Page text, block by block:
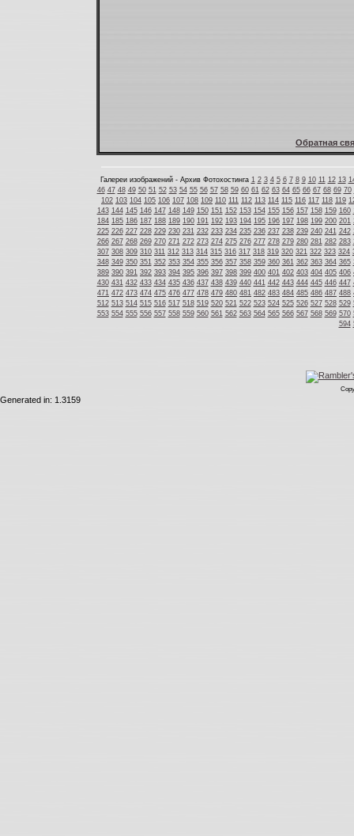
Обратная
Галереи изображений - Архив Фотохостинга 1 2 3 4 5 6 7 8 9 10 11 12 13
46 47 48 49 50 51 52 53 54 55 56 57 58 59 60 61 62 63 64 65 66 67 68 69 70
102 103 104 105 106 107 108 109 110 111 112 113 114 115 116 117 118 119
143 144 145 146 147 148 149 150 151 152 153 154 155 156 157 158 159 160
184 185 186 187 188 189 190 191 192 193 194 195 196 197 198 199 200 201
225 226 227 228 229 230 231 232 233 234 235 236 237 238 239 240 241 242
266 267 268 269 270 271 272 273 274 275 276 277 278 279 280 281 282 283
307 308 309 310 311 312 313 314 315 316 317 318 319 320 321 322 323 324
348 349 350 351 352 353 354 355 356 357 358 359 360 361 362 363 364 365
389 390 391 392 393 394 395 396 397 398 399 400 401 402 403 404 405 406
430 431 432 433 434 435 436 437 438 439 440 441 442 443 444 445 446 447
471 472 473 474 475 476 477 478 479 480 481 482 483 484 485 486 487 488
512 513 514 515 516 517 518 519 520 521 522 523 524 525 526 527 528 529
553 554 555 556 557 558 559 560 561 562 563 564 565 566 567 568 569 570
594
Generated in: 1.3159